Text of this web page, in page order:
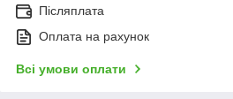
Післяплата
Оплата на рахунок
Всі умови оплати